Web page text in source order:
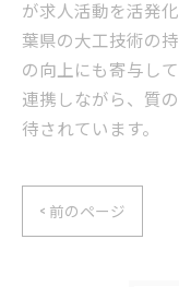
が求人活動を活発
葉県の大工技術の
の向上にも寄与し
連携しながら、質
待されています。
< 前のページ